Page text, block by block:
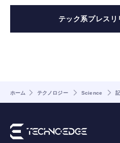
テック系プレスリ
ホーム テクノロジー Science